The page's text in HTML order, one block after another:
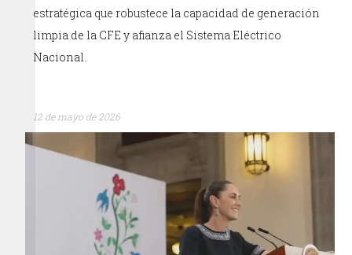
estratégica que robustece la capacidad de generación
limpia de la CFE y afianza el Sistema Eléctrico
Nacional.
12 de mayo de 2026